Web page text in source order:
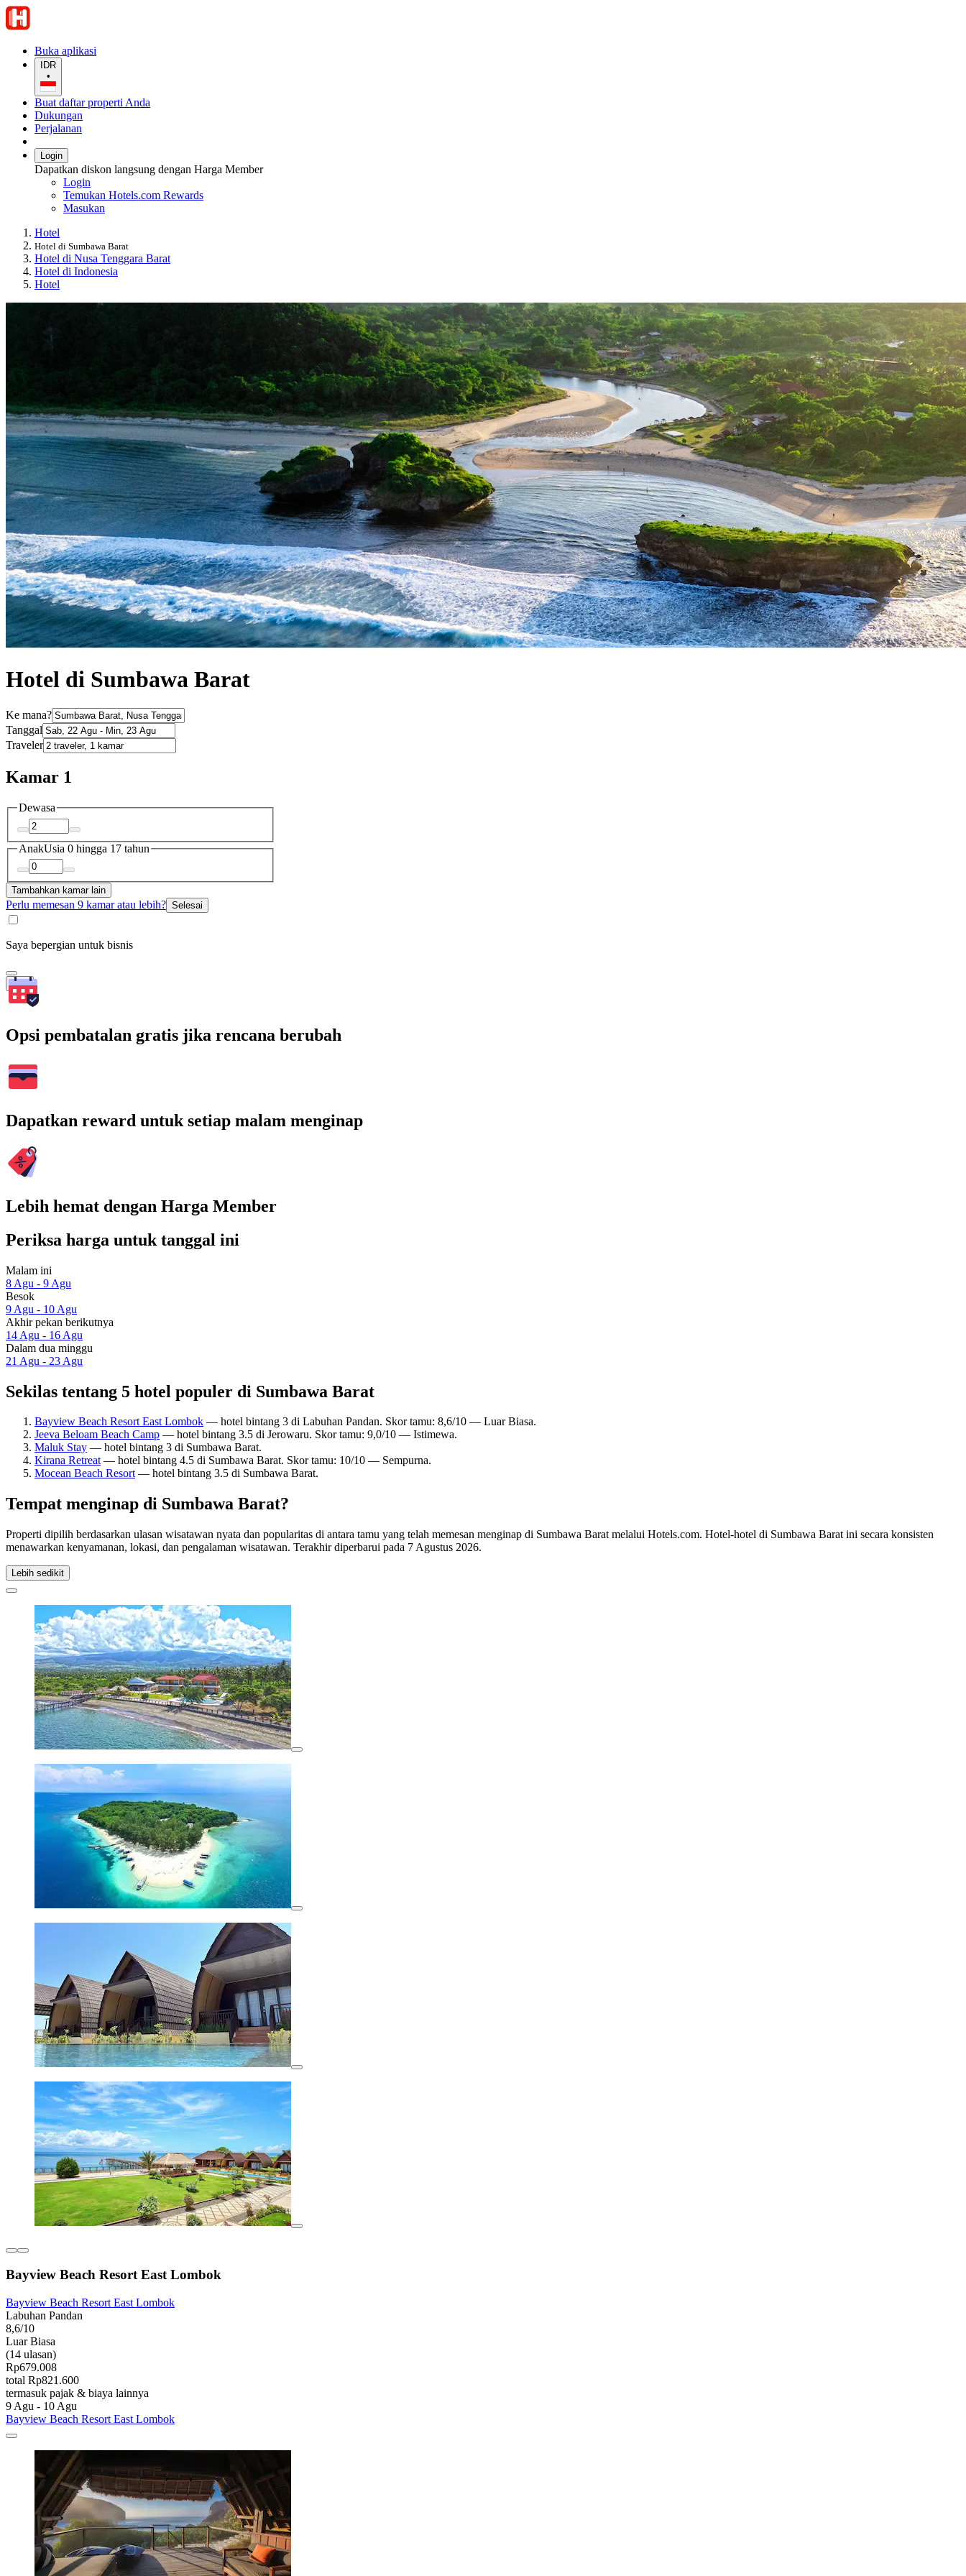
Buka aplikasi
IDR
•
Buat daftar properti Anda
Dukungan
Perjalanan
Login
Dapatkan diskon langsung dengan Harga Member
Login
Temukan Hotels.com Rewards
Masukan
Hotel
Hotel di Sumbawa Barat
Hotel di Nusa Tenggara Barat
Hotel di Indonesia
Hotel
Hotel di Sumbawa Barat
Ke mana?
Tanggal
Traveler
Kamar 1
Dewasa
AnakUsia 0 hingga 17 tahun
Tambahkan kamar lain
Perlu memesan 9 kamar atau lebih? Selesai
Saya bepergian untuk bisnis
Cari
Opsi pembatalan gratis jika rencana berubah
Dapatkan reward untuk setiap malam menginap
Lebih hemat dengan Harga Member
Periksa harga untuk tanggal ini
Malam ini
8 Agu - 9 Agu
Besok
9 Agu - 10 Agu
Akhir pekan berikutnya
14 Agu - 16 Agu
Dalam dua minggu
21 Agu - 23 Agu
Sekilas tentang 5 hotel populer di Sumbawa Barat
Bayview Beach Resort East Lombok — hotel bintang 3 di Labuhan Pandan. Skor tamu: 8,6/10 — Luar Biasa.
Jeeva Beloam Beach Camp — hotel bintang 3.5 di Jerowaru. Skor tamu: 9,0/10 — Istimewa.
Maluk Stay — hotel bintang 3 di Sumbawa Barat.
Kirana Retreat— hotel bintang 4.5 di Sumbawa Barat. Skor tamu: 10/10 — Sempurna.
Mocean Beach Resort— hotel bintang 3.5 di Sumbawa Barat.
Tempat menginap di Sumbawa Barat?
Properti dipilih berdasarkan ulasan wisatawan nyata dan popularitas di antara tamu yang telah memesan menginap di Sumbawa Barat melalui Hotels.com. Hotel-hotel di Sumbawa Barat ini secara konsisten
menawarkan kenyamanan, lokasi, dan pengalaman wisatawan. Terakhir diperbarui pada 7 Agustus 2026.
Lebih sedikit
Bayview Beach Resort East Lombok
Bayview Beach Resort East Lombok
Labuhan Pandan
8,6/10
Luar Biasa
(14 ulasan)
Rp679.008
total Rp821.600
termasuk pajak & biaya lainnya
9 Agu - 10 Agu
Bayview Beach Resort East Lombok